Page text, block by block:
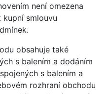
není omezena
smlouvu
obsahuje také
s balením a dodáním
s balením a
rozhraní obchodu